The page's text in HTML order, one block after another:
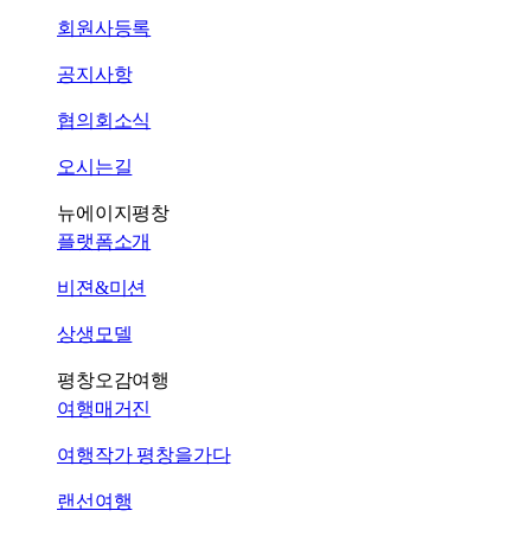
회원사등록
공지사항
협의회소식
오시는길
뉴에이지평창
플랫폼소개
비젼&미션
상생모델
평창오감여행
여행매거진
여행작가 평창을가다
랜선여행